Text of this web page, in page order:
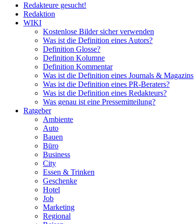
Redakteure gesucht!
Redaktion
WIKI
Kostenlose Bilder sicher verwenden
Was ist die Definition eines Autors?
Definition Glosse?
Definition Kolumne
Definition Kommentar
Was ist die Definition eines Journals & Magazins
Was ist die Definition eines PR-Beraters?
Was ist die Definition eines Redakteurs?
Was genau ist eine Pressemitteilung?
Ratgeber
Ambiente
Auto
Bauen
Büro
Business
City
Essen & Trinken
Geschenke
Hotel
Job
Marketing
Regional